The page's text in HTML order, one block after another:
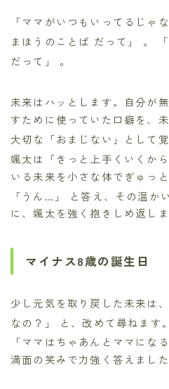
「ママがいつもいってるじゃ
まほうのことば だって」 。
だって」 。
未来はハッとします。自分が
すために使っていた口癖を、
大切な「おまじない」として
颯太は「きっと上手くいくか
いる未来を小さな体でぎゅっ
「うん…」
と答え、その温か
に、颯太を強く抱きしめ返しま
マイナス8歳の誕生日
少し元気を取り戻した未来は
なの？」
と、改めて尋ねます
「ママはちゃあんとママにな
満面の笑みで力強く答えました